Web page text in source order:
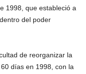
1998, que estableció a
del poder
de reorganizar la
días en 1998, con la